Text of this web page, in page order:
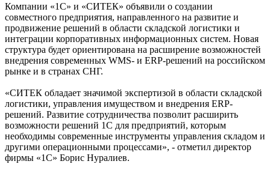
Компании «1С» и «СИТЕК» объявили о создании
совместного предприятия, направленного на развитие и
продвижение решений в области складской логистики и
интеграции корпоративных информационных систем. Новая
структура будет ориентирована на расширение возможностей
внедрения современных WMS- и ERP-решений на российском
рынке и в странах СНГ.
«СИТЕК обладает значимой экспертизой в области складской
логистики, управления имуществом и внедрения ERP-
решений. Развитие сотрудничества позволит расширить
возможности решений 1С для предприятий, которым
необходимы современные инструменты управления складом и
другими операционными процессами», ‑ отметил директор
фирмы «1С» Борис Нуралиев.